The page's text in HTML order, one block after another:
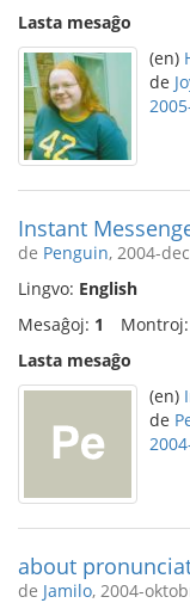
Lasta mesaĝo
(en)
de
Instant
de Penguin, 2004-
Lingvo: English
Mesaĝoj: 1 Montroj:
Lasta mesaĝo
(en)
de
about
de Jamilo, 2004-